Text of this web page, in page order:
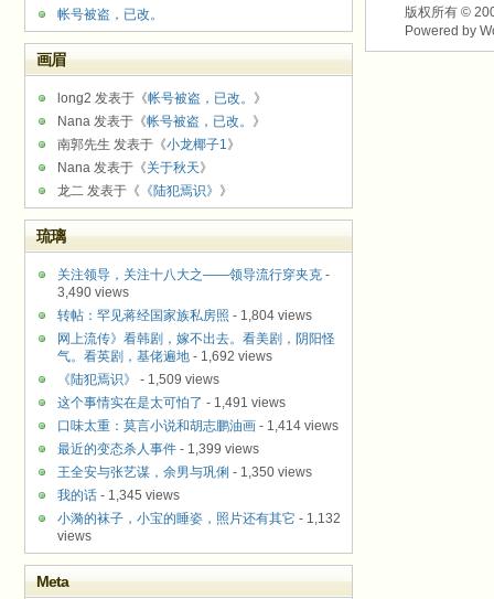
版权所有 ©
Powered by
帐号被盗，已改。
画眉
long2 发表于《帐号被盗，已改。 》
Nana 发表于《帐号被盗，已改。 》
南郭先生 发表于《小龙椰子1》
Nana 发表于《关于秋天》
龙二 发表于《 《陆犯焉识》 》
琉璃
关注领导，关注十八大之——领导流行穿夹克 -
3,490 views
转帖：罕见蒋经国家族私房照 - 1,804 views
网上流传》看韩剧，嫁不出去。看美剧，阴阳怪
气。看英剧，基佬遍地 - 1,692 views
《陆犯焉识》
- 1,509 views
这个事情实在是太可怕了 - 1,491 views
口味太重：莫言小说和胡志鹏油画 - 1,414 views
最近的变态杀人事件 - 1,399 views
王全安与张艺谋，余男与巩俐 - 1,350 views
我的话 - 1,345 views
小漪的袜子，小宝的睡姿，照片还有其它 - 1,132
views
Meta